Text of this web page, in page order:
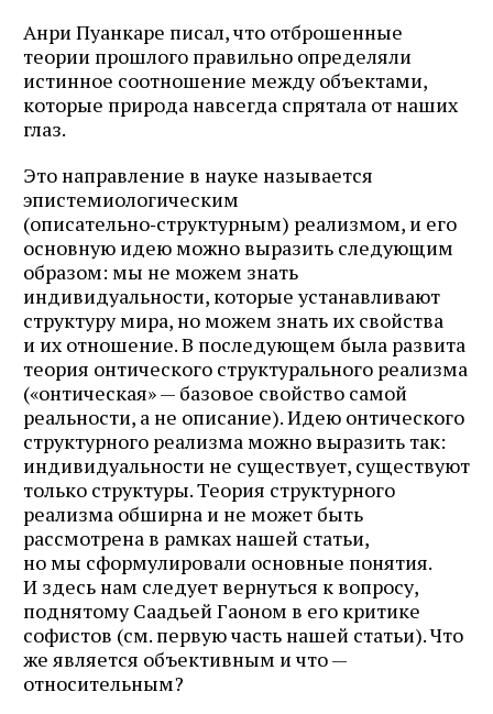
Анри Пуанкаре писал, что отброшенные
теории прошлого правильно определяли
истинное соотношение между объектами,
которые природа навсегда спрятала от наших
глаз.
Это направление в науке называется
эпистемиологическим
(описательно‑структурным) реализмом, и его
основную идею можно выразить следующим
образом: мы не можем знать
индивидуальности, которые устанавливают
структуру мира, но можем знать их свойства
и их отношение. В последующем была развита
теория онтического структурального реализма
(«онтическая» — базовое свойство самой
реальности, а не описание). Идею онтического
структурного реализма можно выразить так:
индивидуальности не существует, существуют
только структуры. Теория структурного
реализма обширна и не может быть
рассмотрена в рамках нашей статьи,
но мы сформулировали основные понятия.
И здесь нам следует вернуться к вопросу,
поднятому Саадьей Гаоном в его критике
софистов (см. первую часть нашей статьи). Что
же является объективным и что —
относительным?